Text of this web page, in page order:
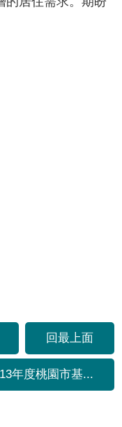
回最上面
年度桃園市基...